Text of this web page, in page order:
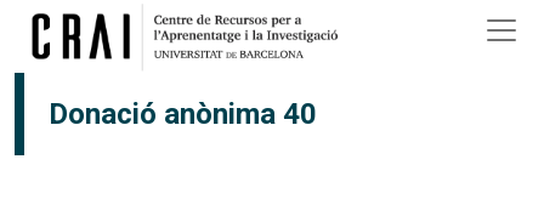
Vés al contingut
Donació anònima 40